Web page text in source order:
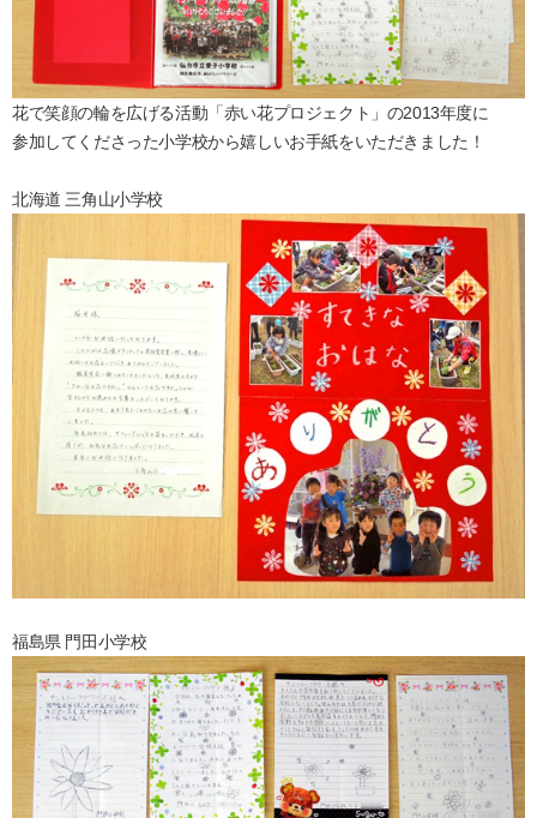
花で笑顔の輪を広げる活動「赤い花プロジェクト」の2013年度に
参加してくださった小学校から嬉しいお手紙をいただきました！
北海道 三角山小学校
福島県 門田小学校